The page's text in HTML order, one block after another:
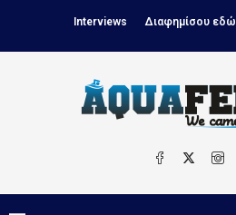
Interviews Διαφημίσου εδώ